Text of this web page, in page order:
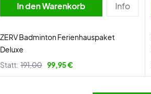
In den Warenkorb Info
ZERV Badminton Ferienhauspaket
Deluxe
Statt: 191,00 99,95 €